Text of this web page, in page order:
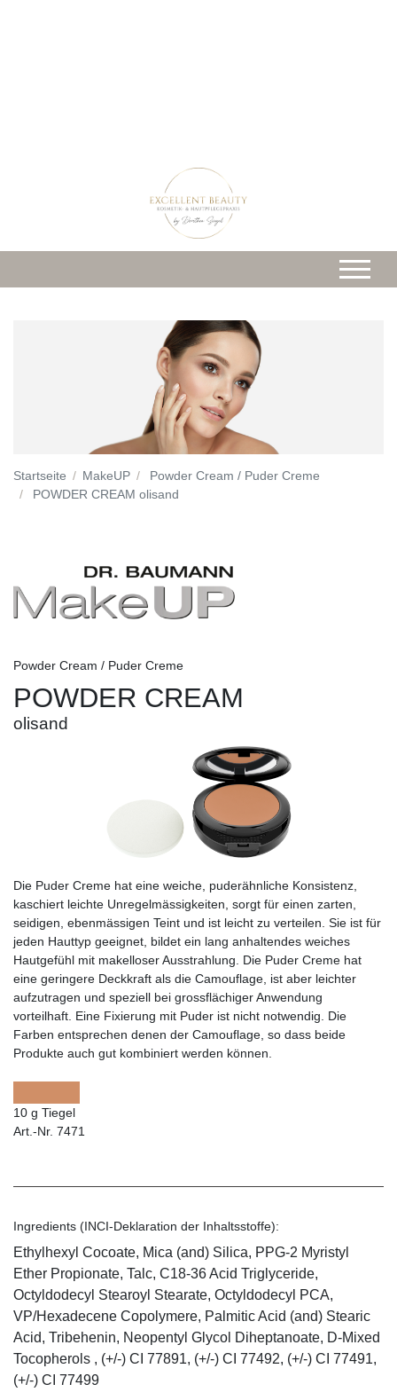
Startseite MakeUP
Powder Cream / Puder Creme
POWDER CREAM olisand
Powder Cream / Puder Creme
POWDER CREAM
olisand
Die Puder Creme hat eine weiche, puderähnliche Konsistenz,
kaschiert leichte Unregelmässigkeiten, sorgt für einen zarten,
seidigen, ebenmässigen Teint und ist leicht zu verteilen. Sie ist für
jeden Hauttyp geeignet, bildet ein lang anhaltendes weiches
Hautgefühl mit makelloser Ausstrahlung. Die Puder Creme hat
eine geringere Deckkraft als die Camouflage, ist aber leichter
aufzutragen und speziell bei grossflächiger Anwendung
vorteilhaft. Eine Fixierung mit Puder ist nicht notwendig. Die
Farben entsprechen denen der Camouflage, so dass beide
Produkte auch gut kombiniert werden können.
10 g Tiegel
Art.-Nr. 7471
Ingredients (INCI-Deklaration der Inhaltsstoffe):
Ethylhexyl Cocoate, Mica (and) Silica, PPG-2 Myristyl
Ether Propionate, Talc, C18-36 Acid Triglyceride,
Octyldodecyl Stearoyl Stearate, Octyldodecyl PCA,
VP/Hexadecene Copolymere, Palmitic Acid (and) Stearic
Acid, Tribehenin, Neopentyl Glycol Diheptanoate, D-Mixed
Tocopherols , (+/-) CI 77891, (+/-) CI 77492, (+/-) CI 77491,
(+/-) CI 77499